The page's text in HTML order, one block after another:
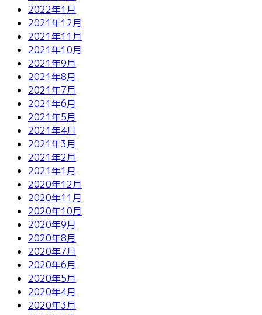
2022年1月
2021年12月
2021年11月
2021年10月
2021年9月
2021年8月
2021年7月
2021年6月
2021年5月
2021年4月
2021年3月
2021年2月
2021年1月
2020年12月
2020年11月
2020年10月
2020年9月
2020年8月
2020年7月
2020年6月
2020年5月
2020年4月
2020年3月